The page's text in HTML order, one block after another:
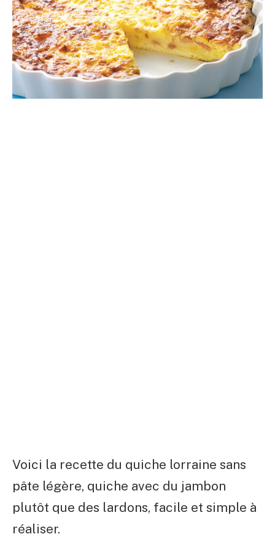
Voici la recette du quiche lorraine sans
pâte légère, quiche avec du jambon
plutôt que des lardons, facile et simple à
réaliser.